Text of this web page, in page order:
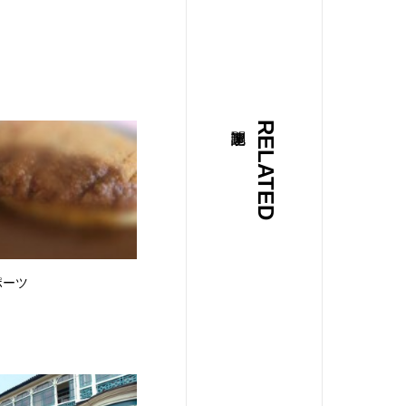
RELATED
ツ